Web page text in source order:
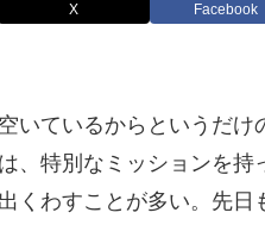
X Facebook
いているからというだ
、特別なミッションを
くわすことが多い。先